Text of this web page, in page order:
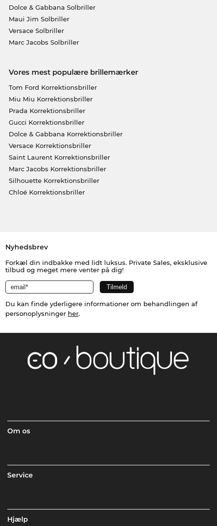
Dolce & Gabbana Solbriller
Maui Jim Solbriller
Versace Solbriller
Marc Jacobs Solbriller
Vores mest populære brillemærker
Tom Ford Korrektionsbriller
Miu Miu Korrektionsbriller
Prada Korrektionsbriller
Gucci Korrektionsbriller
Dolce & Gabbana Korrektionsbriller
Versace Korrektionsbriller
Saint Laurent Korrektionsbriller
Marc Jacobs Korrektionsbriller
Silhouette Korrektionsbriller
Chloé Korrektionsbriller
Nyhedsbrev
Forkæl din indbakke med lidt luksus. Private Sales, eksklusive
tilbud og meget mere venter på dig!
Du kan finde yderligere informationer om behandlingen af
personoplysninger her.
Om os
Service
Hjælp